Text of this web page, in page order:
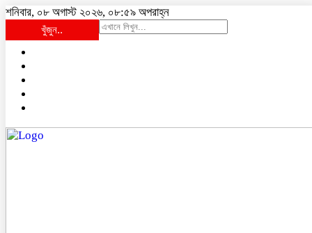
শনিবার, ০৮ অগাস্ট ২০২৬, ০৮:৫৯ অপরাহ্ন
খুঁজুন..